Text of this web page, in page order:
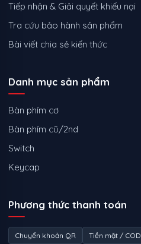
Tiếp nhận & Giải quyết khiếu nại
Tra cứu bảo hành sản phẩm
Bài viết chia sẻ kiến thức
Danh mục sản phẩm
Bàn phím cơ
Bàn phím cũ/2nd
Switch
Keycap
Phương thức thanh toán
Chuyển khoản QR Tiền mặt / COD